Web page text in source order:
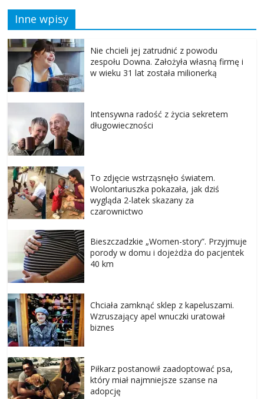
Inne wpisy
Nie chcieli jej zatrudnić z powodu
zespołu Downa. Założyła własną firmę i
w wieku 31 lat została milionerką
Intensywna radość z życia sekretem
długowieczności
To zdjęcie wstrząsnęło światem.
Wolontariuszka pokazała, jak dziś
wygląda 2-latek skazany za
czarownictwo
Bieszczadzkie „Women-story”. Przyjmuje
porody w domu i dojeżdża do pacjentek
40 km
Chciała zamknąć sklep z kapeluszami.
Wzruszający apel wnuczki uratował
biznes
Piłkarz postanowił zaadoptować psa,
który miał najmniejsze szanse na
adopcję